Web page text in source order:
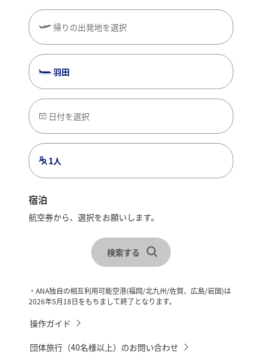
帰りの出発地を選択
羽田
日付を選択
1人
宿泊
航空券から、選択をお願いします。
宿泊地を選択
チェックイン・チェックアウトを選択
検索する
・ANA独自の相互利用可能空港(福岡/北九州/佐賀、広島/岩国)は
2026年5月18日をもちまして終了となります。
操作ガイド
団体旅行（40名様以上）のお問い合わせ